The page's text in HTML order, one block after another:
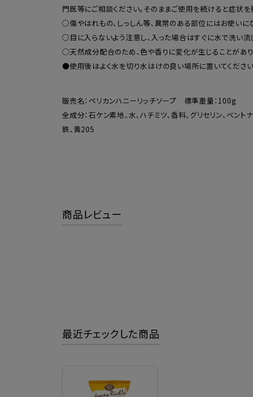
門医等にご相談ください。そのままご使用を続けると症状を
○傷やはれもの、しっしん等、異常のある部位にはお使いに
○目に入らないよう注意し、入った場合はすぐに水で洗い
◯天然成分配合のため、色や香りに変化が生じることがあり
●使用後はよく水を切り水はけの良い場所に置いてください
販売名：ペリカンハニーリッチソープ 標準重量：100g
全成分：石ケン素地、水、ハチミツ、香料、グリセリン、ベン
鉄、黄205
商品レビュー
最近チェックした商品